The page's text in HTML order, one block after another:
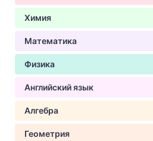
Химия
Математика
Физика
Английский язык
Алгебра
Геометрия